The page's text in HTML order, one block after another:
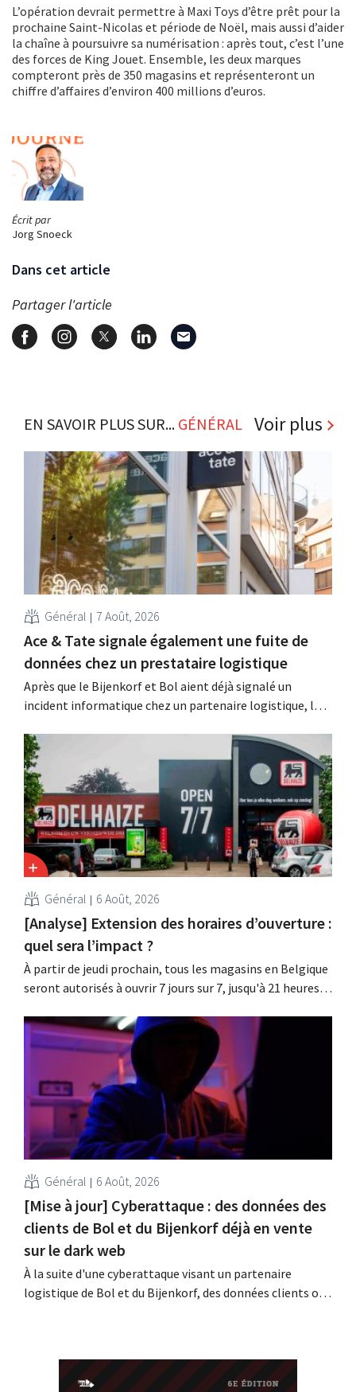
Écrit par
Jorg Snoeck
Dans cet article
Partager l'article
L’opération devrait permettre à Maxi Toys d’être prêt pour la
prochaine Saint-Nicolas et période de Noël, mais aussi d’aider
la chaîne à poursuivre sa numérisation : après tout, c’est l’une
des forces de King Jouet. Ensemble, les deux marques
compteront près de 350 magasins et représenteront un
chiffre d’affaires d’environ 400 millions d’euros.
EN SAVOIR PLUS SUR... GÉNÉRAL Voir plus
Général 7 Août, 2026
Ace & Tate signale également une fuite de
données chez un prestataire logistique
Après que le Bijenkorf et Bol aient déjà signalé un
incident informatique chez un partenaire logistique, la
clients d'une fuite de données. Les données financières,
les noms d'utilisateur et les mots de passe n'ont pas été
affectés.
Général 6 Août, 2026
[Analyse] Extension des horaires d’ouverture :
quel sera l’impact ?
À partir de jeudi prochain, tous les magasins en Belgique
seront autorisés à ouvrir 7 jours sur 7, jusqu'à 21 heures.
faut. De plus, la législation du travail constitue un
obstacle. Les conditions sont-elles équitables pour tous
Général 6 Août, 2026
[Mise à jour] Cyberattaque : des données des
clients de Bol et du Bijenkorf déjà en vente
sur le dark web
À la suite d'une cyberattaque visant un partenaire
logistique de Bol et du Bijenkorf, des données clients ont